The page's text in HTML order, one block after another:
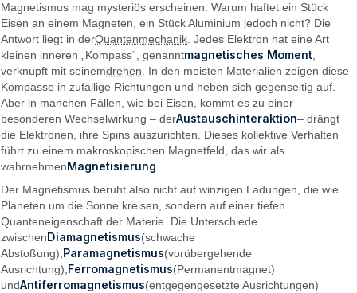
Magnetismus mag mysteriös erscheinen: Warum haftet ein Stück
Eisen an einem Magneten, ein Stück Aluminium jedoch nicht? Die
Antwort liegt in derQuantenmechanik. Jedes Elektron hat eine Art
kleinen inneren „Kompass“, genanntmagnetisches Moment,
verknüpft mit seinemdrehen. In den meisten Materialien zeigen diese
Kompasse in zufällige Richtungen und heben sich gegenseitig auf.
Aber in manchen Fällen, wie bei Eisen, kommt es zu einer
besonderen Wechselwirkung – derAustauschinteraktion– drängt
die Elektronen, ihre Spins auszurichten. Dieses kollektive Verhalten
führt zu einem makroskopischen Magnetfeld, das wir als
wahrnehmenMagnetisierung.
Der Magnetismus beruht also nicht auf winzigen Ladungen, die wie
Planeten um die Sonne kreisen, sondern auf einer tiefen
Quanteneigenschaft der Materie. Die Unterschiede
zwischenDiamagnetismus(schwache
Abstoßung), Paramagnetismus(vorübergehende
Ausrichtung), Ferromagnetismus(Permanentmagnet)
undAntiferromagnetismus(entgegengesetzte Ausrichtungen)